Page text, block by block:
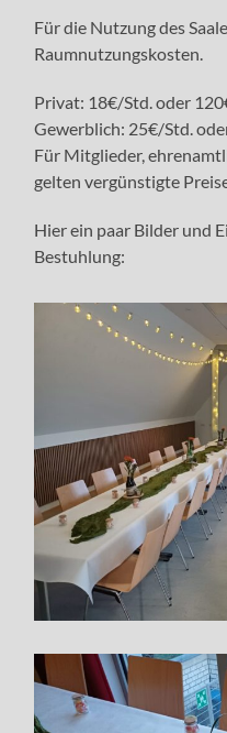
Für die Nutzung des
Raumnutzungskosten.
Privat: 18€/Std. oder
Gewerblich: 25€/Std.
Für Mitglieder,
gelten vergünstigte
Hier ein paar Bilder und
Bestuhlung: